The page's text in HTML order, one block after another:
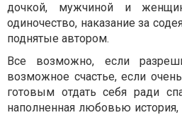
дочкой, мужчиной и
одиночество, наказание за
поднятые автором.
Все возможно, если
возможное счастье, если
готовым отдать себя ради
наполненная любовью